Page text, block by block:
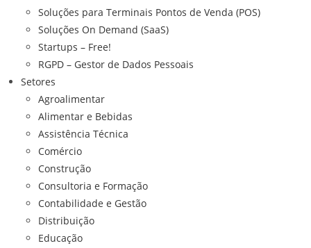
Soluções para Terminais Pontos de Venda (POS)
Soluções On Demand (SaaS)
Startups – Free!
RGPD – Gestor de Dados Pessoais
Setores
Agroalimentar
Alimentar e Bebidas
Assistência Técnica
Comércio
Construção
Consultoria e Formação
Contabilidade e Gestão
Distribuição
Educação